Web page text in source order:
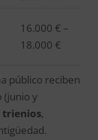
16.000 € –
18.000 €
público reciben
(junio y
trienios,